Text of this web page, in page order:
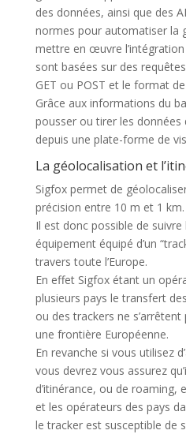
des données, ainsi que des
normes pour automatiser la
mettre en œuvre
sont basées sur des
GET ou POST et le format
Grâce aux informations du
pousser ou tirer les données
depuis une plate-forme de
La géolocalisation et
Sigfox permet de
précision entre 10 m et 1 km.
Il est donc possible de suivre
équipement équipé d’un
travers toute l’Europe.
En effet Sigfox étant un
plusieurs pays le transfert
ou des trackers ne
une frontière Européenne.
En revanche si vous utilisez
vous devrez vous assurez
d’itinérance, ou de roaming,
et les opérateurs des pays
le tracker est susceptible de